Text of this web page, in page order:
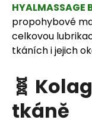
HYALMASSAGE
propohybové
celkovou
tkáních i jejich
🧬
tkáně